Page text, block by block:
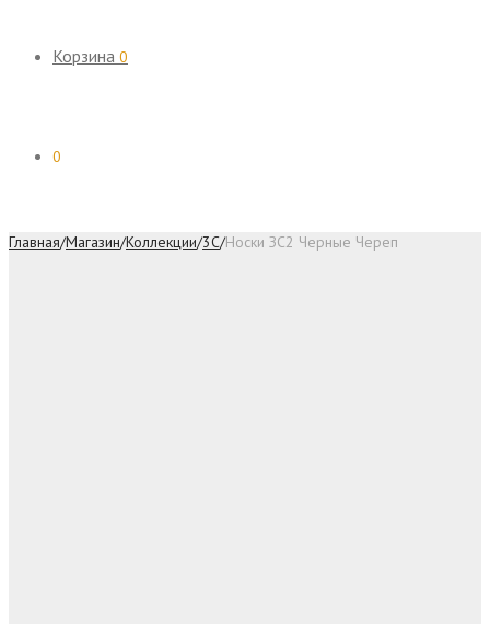
Корзина 0
0
Главная/Магазин/Коллекции/3C/Носки ЗС2 Черные Череп